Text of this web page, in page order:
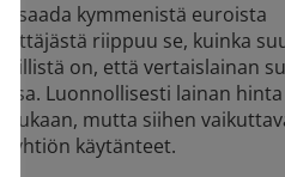
saada kymmenistä euroista
riippuu se, kuinka
on, että vertaislainan
Luonnollisesti lainan hinta
mutta siihen
käytänteet.